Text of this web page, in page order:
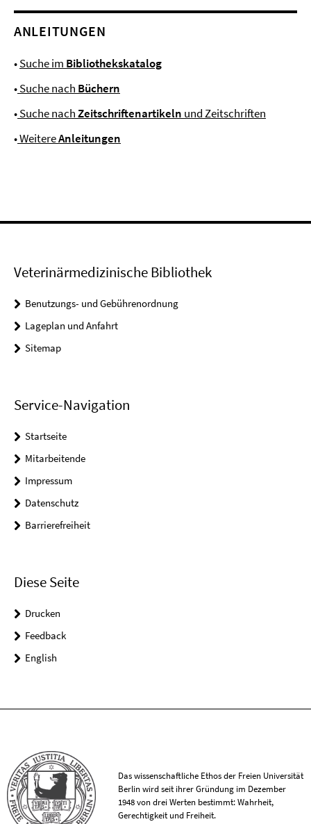
ANLEITUNGEN
•Suche im Bibliothekskatalog
•Suche nach Büchern
•Suche nachZeitschriftenartikeln und Zeitschriften
•WeitereAnleitungen
Veterinärmedizinische Bibliothek
Benutzungs- und Gebührenordnung
Lageplan und Anfahrt
Sitemap
Service-Navigation
Startseite
Mitarbeitende
Impressum
Datenschutz
Barrierefreiheit
Diese Seite
Drucken
Feedback
English
Das wissenschaftliche Ethos der Freien Universität
Berlin wird seit ihrer Gründung im Dezember
1948 von drei Werten bestimmt: Wahrheit,
Gerechtigkeit und Freiheit.